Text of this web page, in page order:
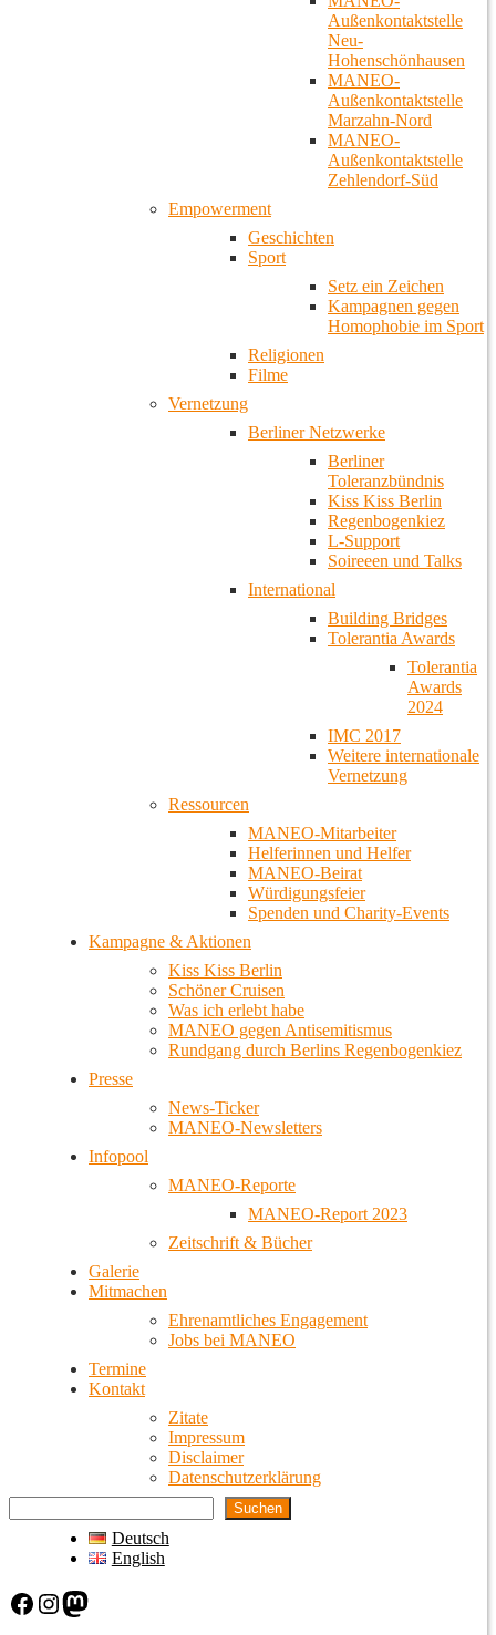
Außenkontaktstelle
Neu-
Hohenschönhausen
MANEO-
Außenkontaktstelle
Marzahn-Nord
MANEO-
Außenkontaktstelle
Zehlendorf-Süd
Empowerment
Geschichten
Sport
Setz ein Zeichen
Kampagnen gegen
Homophobie im Sport
Religionen
Filme
Vernetzung
Berliner Netzwerke
Berliner
Toleranzbündnis
Kiss Kiss Berlin
Regenbogenkiez
L-Support
Soireeen und Talks
International
Building Bridges
Tolerantia Awards
Tolerantia
Awards
2024
IMC 2017
Weitere internationale
Vernetzung
Ressourcen
MANEO-Mitarbeiter
Helferinnen und Helfer
MANEO-Beirat
Würdigungsfeier
Spenden und Charity-Events
Kampagne & Aktionen
Kiss Kiss Berlin
Schöner Cruisen
Was ich erlebt habe
MANEO gegen Antisemitismus
Rundgang durch Berlins Regenbogenkiez
Presse
News-Ticker
MANEO-Newsletters
Infopool
MANEO-Reporte
MANEO-Report 2023
Zeitschrift & Bücher
Galerie
Mitmachen
Ehrenamtliches Engagement
Jobs bei MANEO
Termine
Kontakt
Zitate
Impressum
Disclaimer
Datenschutzerklärung
Suchen
Deutsch
English
Facebook Instagram Mastodon